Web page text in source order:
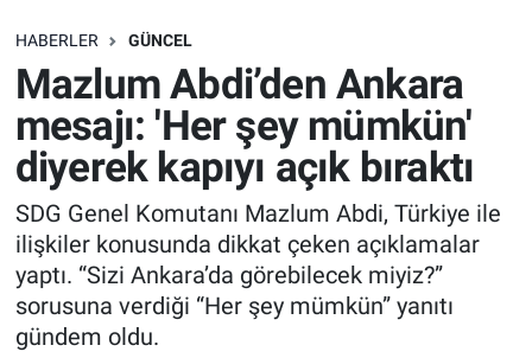
HABERLER GÜNCEL
Mazlum Abdi’den Ankara
mesajı: 'Her şey mümkün'
diyerek kapıyı açık bıraktı
SDG Genel Komutanı Mazlum Abdi, Türkiye ile
ilişkiler konusunda dikkat çeken açıklamalar
yaptı. “Sizi Ankara’da görebilecek miyiz?”
sorusuna verdiği “Her şey mümkün” yanıtı
gündem oldu.
SAĞLIK
EKONOMİ
EĞİTİM
ÖZEL HABER
Keşfet
ASTROLOJİ